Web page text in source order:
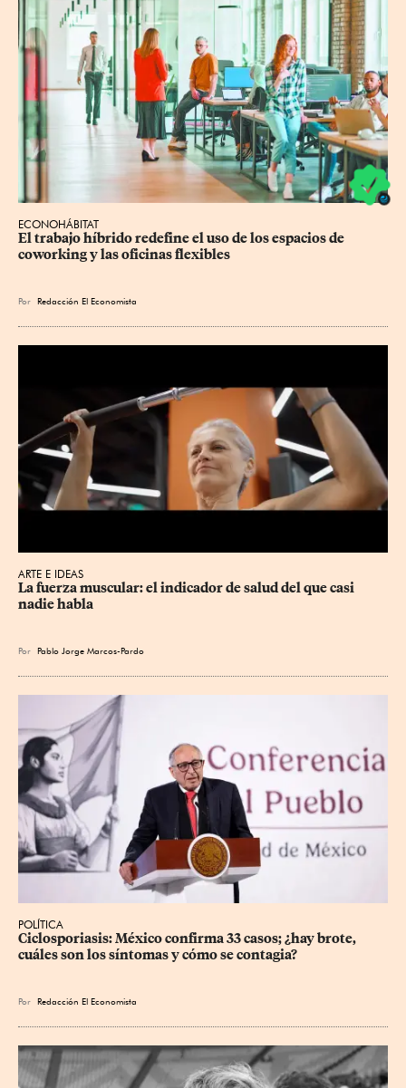
ECONOHÁBITAT
El trabajo híbrido redefine el uso de los espacios de
coworking y las oficinas flexibles
Por Redacción El Economista
ARTE E IDEAS
La fuerza muscular: el indicador de salud del que casi
nadie habla
Por Pablo Jorge Marcos-Pardo
POLÍTICA
Ciclosporiasis: México confirma 33 casos; ¿hay brote,
cuáles son los síntomas y cómo se contagia?
Por Redacción El Economista